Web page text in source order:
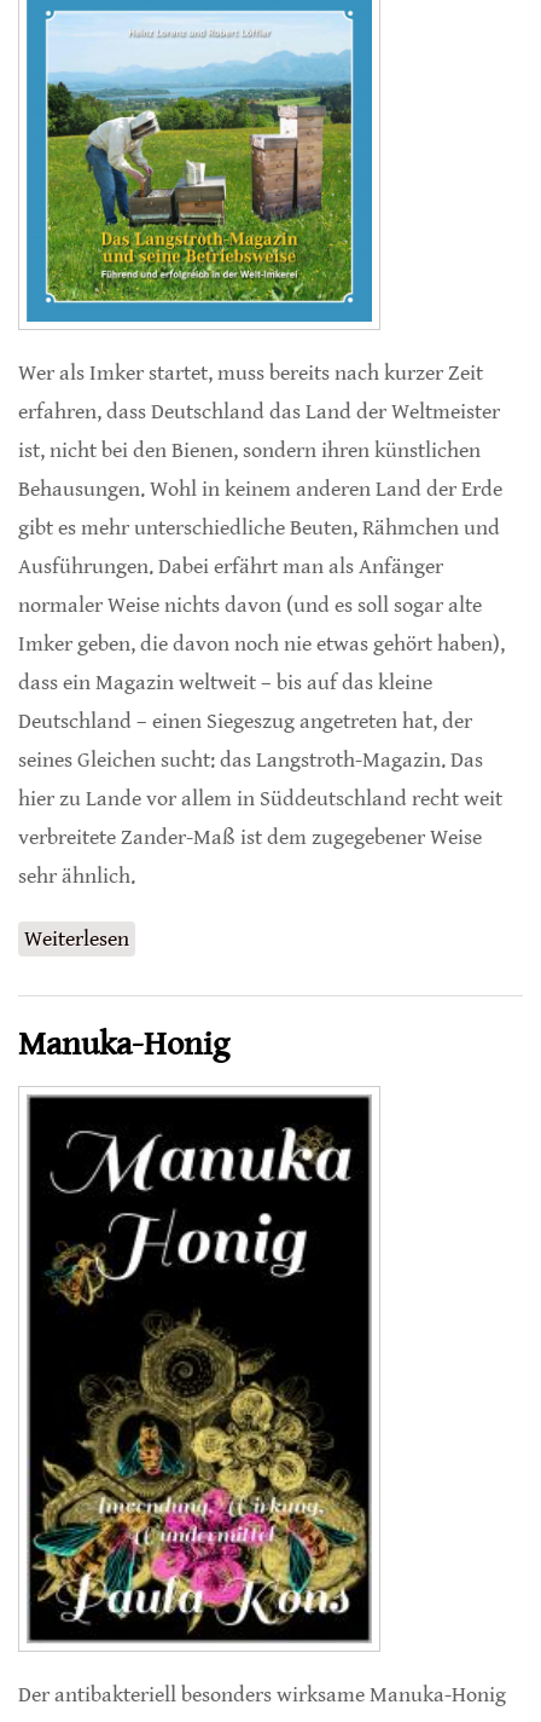
Wer als Imker startet, muss bereits nach kurzer Zeit
erfahren, dass Deutschland das Land der Weltmeister
ist, nicht bei den Bienen, sondern ihren künstlichen
Behausungen. Wohl in keinem anderen Land der Erde
gibt es mehr unterschiedliche Beuten, Rähmchen und
Ausführungen. Dabei erfährt man als Anfänger
normaler Weise nichts davon (und es soll sogar alte
Imker geben, die davon noch nie etwas gehört haben),
dass ein Magazin weltweit – bis auf das kleine
Deutschland – einen Siegeszug angetreten hat, der
seines Gleichen sucht: das Langstroth-Magazin. Das
hier zu Lande vor allem in Süddeutschland recht weit
verbreitete Zander-Maß ist dem zugegebener Weise
sehr ähnlich.
Weiterlesen
Manuka-Honig
Der antibakteriell besonders wirksame Manuka-Honig